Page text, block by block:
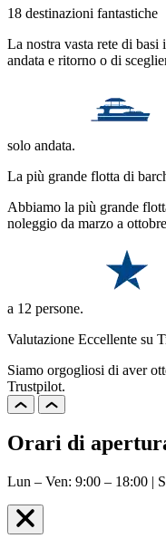
18 destinazioni fantastiche
La nostra vasta rete di
andata e ritorno o di
solo andata.
La più grande flotta di
Abbiamo la più grande
noleggio da marzo a
a 12 persone.
Valutazione Eccellente su
Siamo orgogliosi di aver
Trustpilot.
Orari di
Lun – Ven: 9:00 – 18:00 |